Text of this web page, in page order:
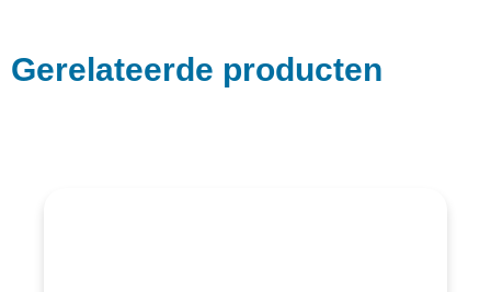
Gerelateerde producten